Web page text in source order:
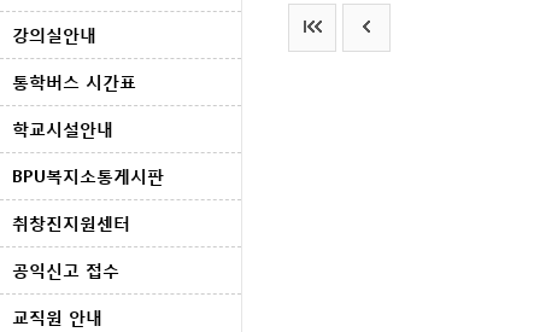
강의실안내
통학버스 시간표
학교시설안내
BPU복지소통게시판
취창진지원센터
공익신고 접수
교직원 안내